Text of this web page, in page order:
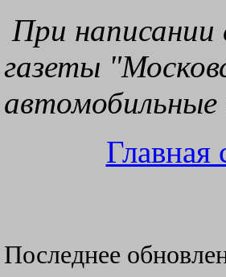
При написании
газеты
автомобильные
Главная
Последнее